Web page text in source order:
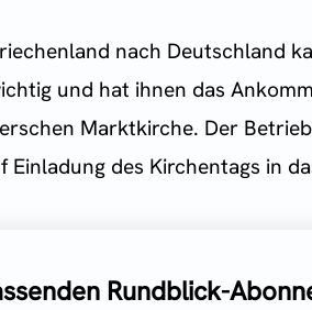
nach Deutschland
und hat ihnen das
Marktkirche. Der
des Kirchentags in
Rundblick-